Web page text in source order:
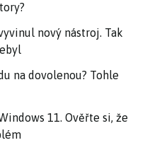
nový nástroj. Tak
na dovolenou? Tohle
11. Ověřte si, že